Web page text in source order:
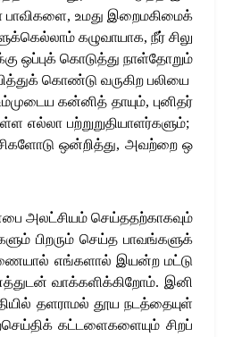
பாவிகளை, உமது இறைமகிமைக்
கழுவாயாக, நீர் சிலு
ஒப்புக் கொடுத்து நாள்தோறும்
கொண்டு வருகிற பலியை
கன்னித் தாயும்,புனிதர்
எல்லா பற்றுறுதியாளர்களும்;
ஒன்றித்து, அவற்றை ஒ
அலட்சியம் செய்ததற்காகவும்
பிறரும் செய்த பாவங்களுக்
எங்களால் இயன்ற மட்டு
வாக்களிக்கிறோம். இனி
தளராமல் தூய நடத்தையுள்
கட்டளைகளையும் சிறப்